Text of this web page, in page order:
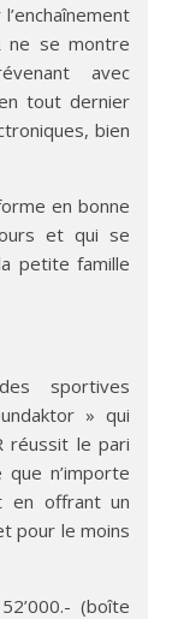
ne se montre
avec
tout dernier
bien
en bonne
et qui se
petite famille
sportives
» qui
réussit le pari
n’importe
en offrant un
pour le moins
(boîte